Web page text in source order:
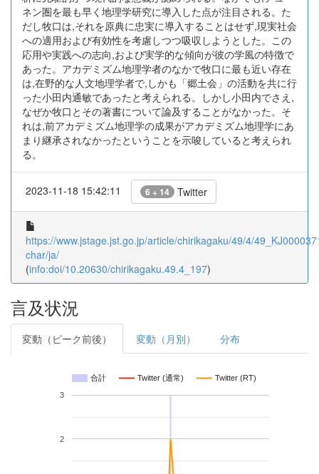
ネン圏を最も早く地理学研究に導入した点が注目される。た
だし牧口は,それを原典に忠実に導入することはせず,現実社会
への適用および有効性を考慮しつつ吸収しようとした。この
応用や実践への志向,および実学的な傾向が彼の学風の特徴で
あった。アカデミズム地理学者のなかで牧口に最も近い存在
は,在野的な人文地理学者で,しかも「郷土会」の活動を共に行
った小田内通敏であったと考えられる。しかし小田内でさえ,
なぜか牧口とその著書について論及することがなかった。そ
れは,前アカデミズム地理学の成果がアカデミズム地理学にあ
まり継承されなかったということを示唆していると考えられ
る。
2023-11-18 15:42:11 6 + 14 Twitter
https://www.jstage.jst.go.jp/article/chirikagaku/49/4/
char/ja/
(info:doi/10.20630/chirikagaku.49.4_197)
言及状況
変動（ピーク前後） 変動（月別） 分布
合計 Twitter (通常) Twitter (RT)
2
3